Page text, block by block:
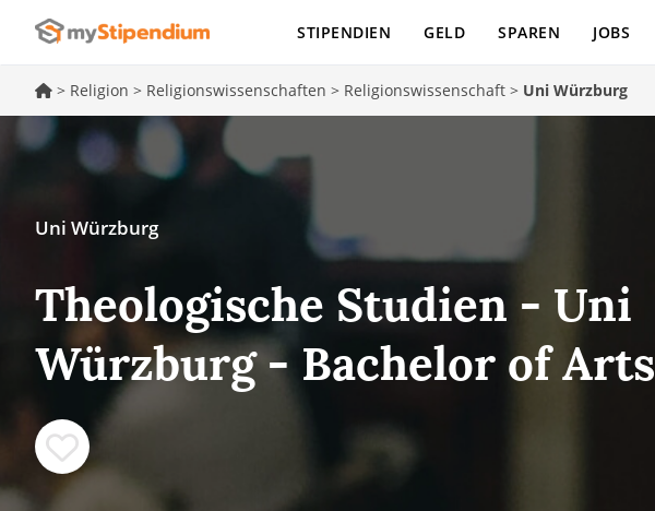
STIPENDIEN GELD SPAREN JOBS
> Religion > Religionswissenschaften > Religionswissenschaft > Uni Würzburg
Uni Würzburg
Theologische Studien - Uni
Würzburg - Bachelor of Arts